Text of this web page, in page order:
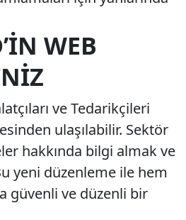
WEB
ve Tedarikçileri
ulaşılabilir. Sektör
hakkında bilgi almak ve
yeni düzenleme ile hem
güvenli ve düzenli bir